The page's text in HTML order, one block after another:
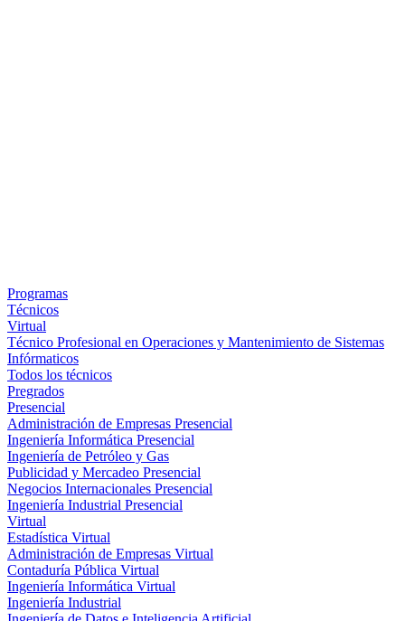
Programas
Técnicos
Virtual
Técnico Profesional en Operaciones y Mantenimiento de Sistemas
Infórmaticos
Todos los técnicos
Pregrados
Presencial
Administración de Empresas Presencial
Ingeniería Informática Presencial
Ingeniería de Petróleo y Gas
Publicidad y Mercadeo Presencial
Negocios Internacionales Presencial
Ingeniería Industrial Presencial
Virtual
Estadística Virtual
Administración de Empresas Virtual
Contaduría Pública Virtual
Ingeniería Informática Virtual
Ingeniería Industrial